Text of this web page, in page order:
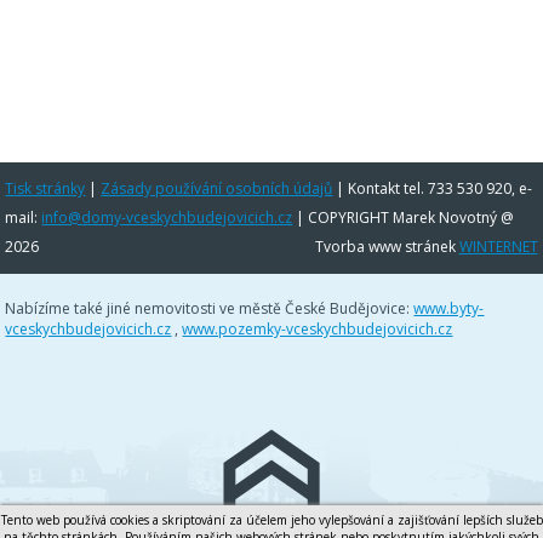
Tisk stránky | Zásady používání osobních údajů | Kontakt tel. 733 530 920, e-
mail: info@domy-vceskychbudejovicich.cz | COPYRIGHT Marek Novotný @
2026
Tvorba www stránekWINTERNET
Nabízíme také jiné nemovitosti ve městě České Budějovice:www.byty-
vceskychbudejovicich.cz ,www.pozemky-vceskychbudejovicich.cz
Tento web používá cookies a skriptování za účelem jeho vylepšování a zajišťování lepších služeb